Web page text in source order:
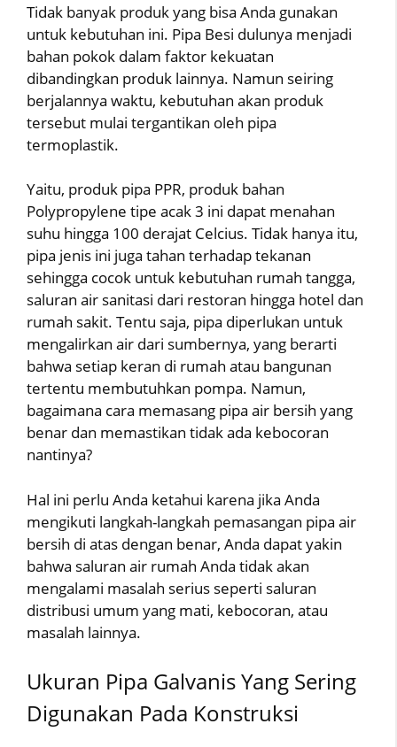
Tidak banyak produk yang bisa Anda gunakan
untuk kebutuhan ini. Pipa Besi dulunya menjadi
bahan pokok dalam faktor kekuatan
dibandingkan produk lainnya. Namun seiring
berjalannya waktu, kebutuhan akan produk
tersebut mulai tergantikan oleh pipa
termoplastik.
Yaitu, produk pipa PPR, produk bahan
Polypropylene tipe acak 3 ini dapat menahan
suhu hingga 100 derajat Celcius. Tidak hanya itu,
pipa jenis ini juga tahan terhadap tekanan
sehingga cocok untuk kebutuhan rumah tangga,
saluran air sanitasi dari restoran hingga hotel dan
rumah sakit. Tentu saja, pipa diperlukan untuk
mengalirkan air dari sumbernya, yang berarti
bahwa setiap keran di rumah atau bangunan
tertentu membutuhkan pompa. Namun,
bagaimana cara memasang pipa air bersih yang
benar dan memastikan tidak ada kebocoran
nantinya?
Hal ini perlu Anda ketahui karena jika Anda
mengikuti langkah-langkah pemasangan pipa air
bersih di atas dengan benar, Anda dapat yakin
bahwa saluran air rumah Anda tidak akan
mengalami masalah serius seperti saluran
distribusi umum yang mati, kebocoran, atau
masalah lainnya.
Ukuran Pipa Galvanis Yang Sering
Digunakan Pada Konstruksi